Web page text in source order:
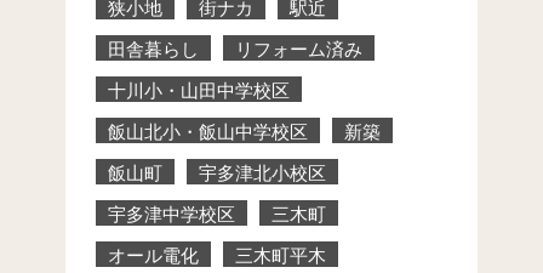
狭小地
街ナカ
駅近
田舎暮らし
リフォーム済み
十川小・山田中学校区
飯山北小・飯山中学校区
新築
飯山町
宇多津北小校区
宇多津中学校区
三木町
オール電化
三木町平木